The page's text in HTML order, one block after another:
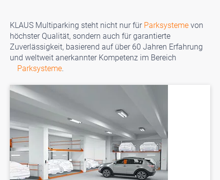
KLAUS Multiparking steht nicht nur für Parksysteme von
höchster Qualität, sondern auch für garantierte
Zuverlässigkeit, basierend auf über 60 Jahren Erfahrung
und weltweit anerkannter Kompetenz im Bereich
Parksysteme.